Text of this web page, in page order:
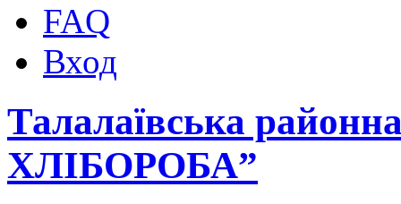
FAQ
Вход
Талалаївська
ХЛІБОРОБА”